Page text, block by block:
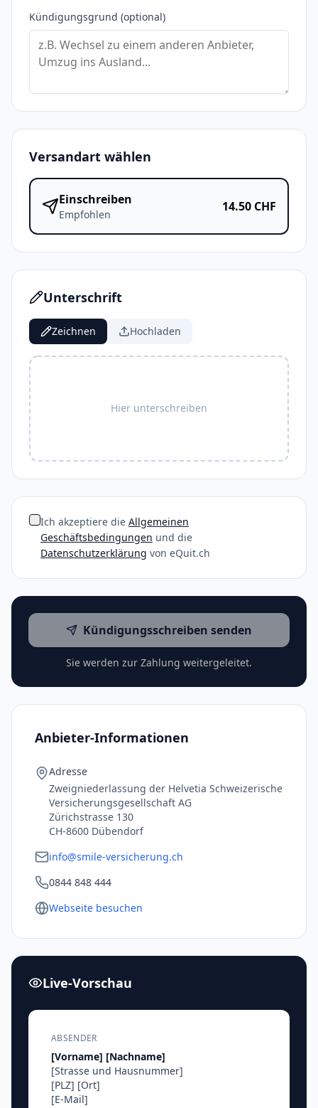
Kündigungsgrund (optional)
Versandart wählen
Einschreiben
Empfohlen
14.50 CHF
Unterschrift
Zeichnen Hochladen
Hier unterschreiben
Ich akzeptiere die Allgemeinen
Geschäftsbedingungen und die
Datenschutzerklärung von eQuit.ch
Kündigungsschreiben senden
Sie werden zur Zahlung weitergeleitet.
Anbieter-Informationen
Adresse
Zweigniederlassung der Helvetia Schweizerische
Versicherungsgesellschaft AG
Zürichstrasse 130
CH-8600 Dübendorf
info@smile-versicherung.ch
0844 848 444
Webseite besuchen
Live-Vorschau
ABSENDER
[Vorname] [Nachname]
[Strasse und Hausnummer]
[PLZ] [Ort]
[E-Mail]